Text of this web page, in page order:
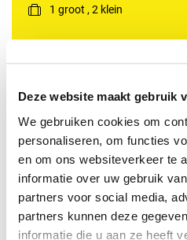
Deze website maakt gebruik
We gebruiken cookies om
personaliseren, om functies
en om ons websiteverkeer te
informatie over uw gebruik
partners voor social media,
partners kunnen deze
informatie die u aan ze heeft
1 groot , 2 klein
Boekings Informatie